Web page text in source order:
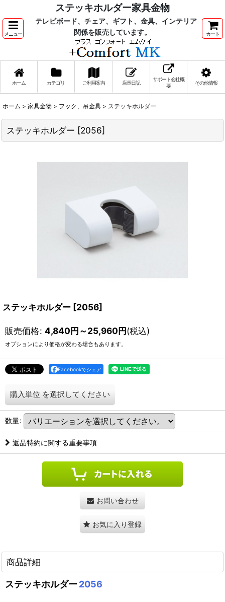
ステッキホルダー家具金物
メニュー
テレビボード、チェア、ギフト、金具、インテリア
関係を販売しています。
カート
ホーム カテゴリ ご利用案内 店長日記
サポート会社概
要
その他情報
ホーム > 家具金物 > フック、吊金具 > ステッキホルダー
ステッキホルダー [2056]
ステッキホルダー [2056]
販売価格: 4,840円～25,960円(税込)
オプションにより価格が変わる場合もあります。
Facebookでシェア
購入単位 を選択してください
数量:
返品特約に関する重要事項
お問い合わせ
お気に入り登録
商品詳細
ステッキホルダー2056